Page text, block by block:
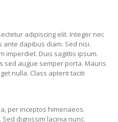
adipiscing elit. Integer nec
ante dapibus diam. Sed nisi.
imperdiet. Duis sagittis ipsum.
sed augue semper porta. Mauris
nulla. Class aptent taciti
per inceptos himenaeos.
dignissim lacinia nunc.